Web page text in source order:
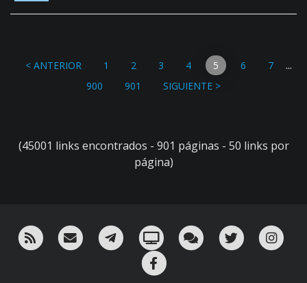
< ANTERIOR 1 2 3 4 5 6 7 ...
900 901 SIGUIENTE >
(45001 links encontrados - 901 páginas - 50 links por
página)
RSS ¡Mándame un email!¡Nuestro canal en Telegram!
Oink! TV Charla con nosotros
Twitter